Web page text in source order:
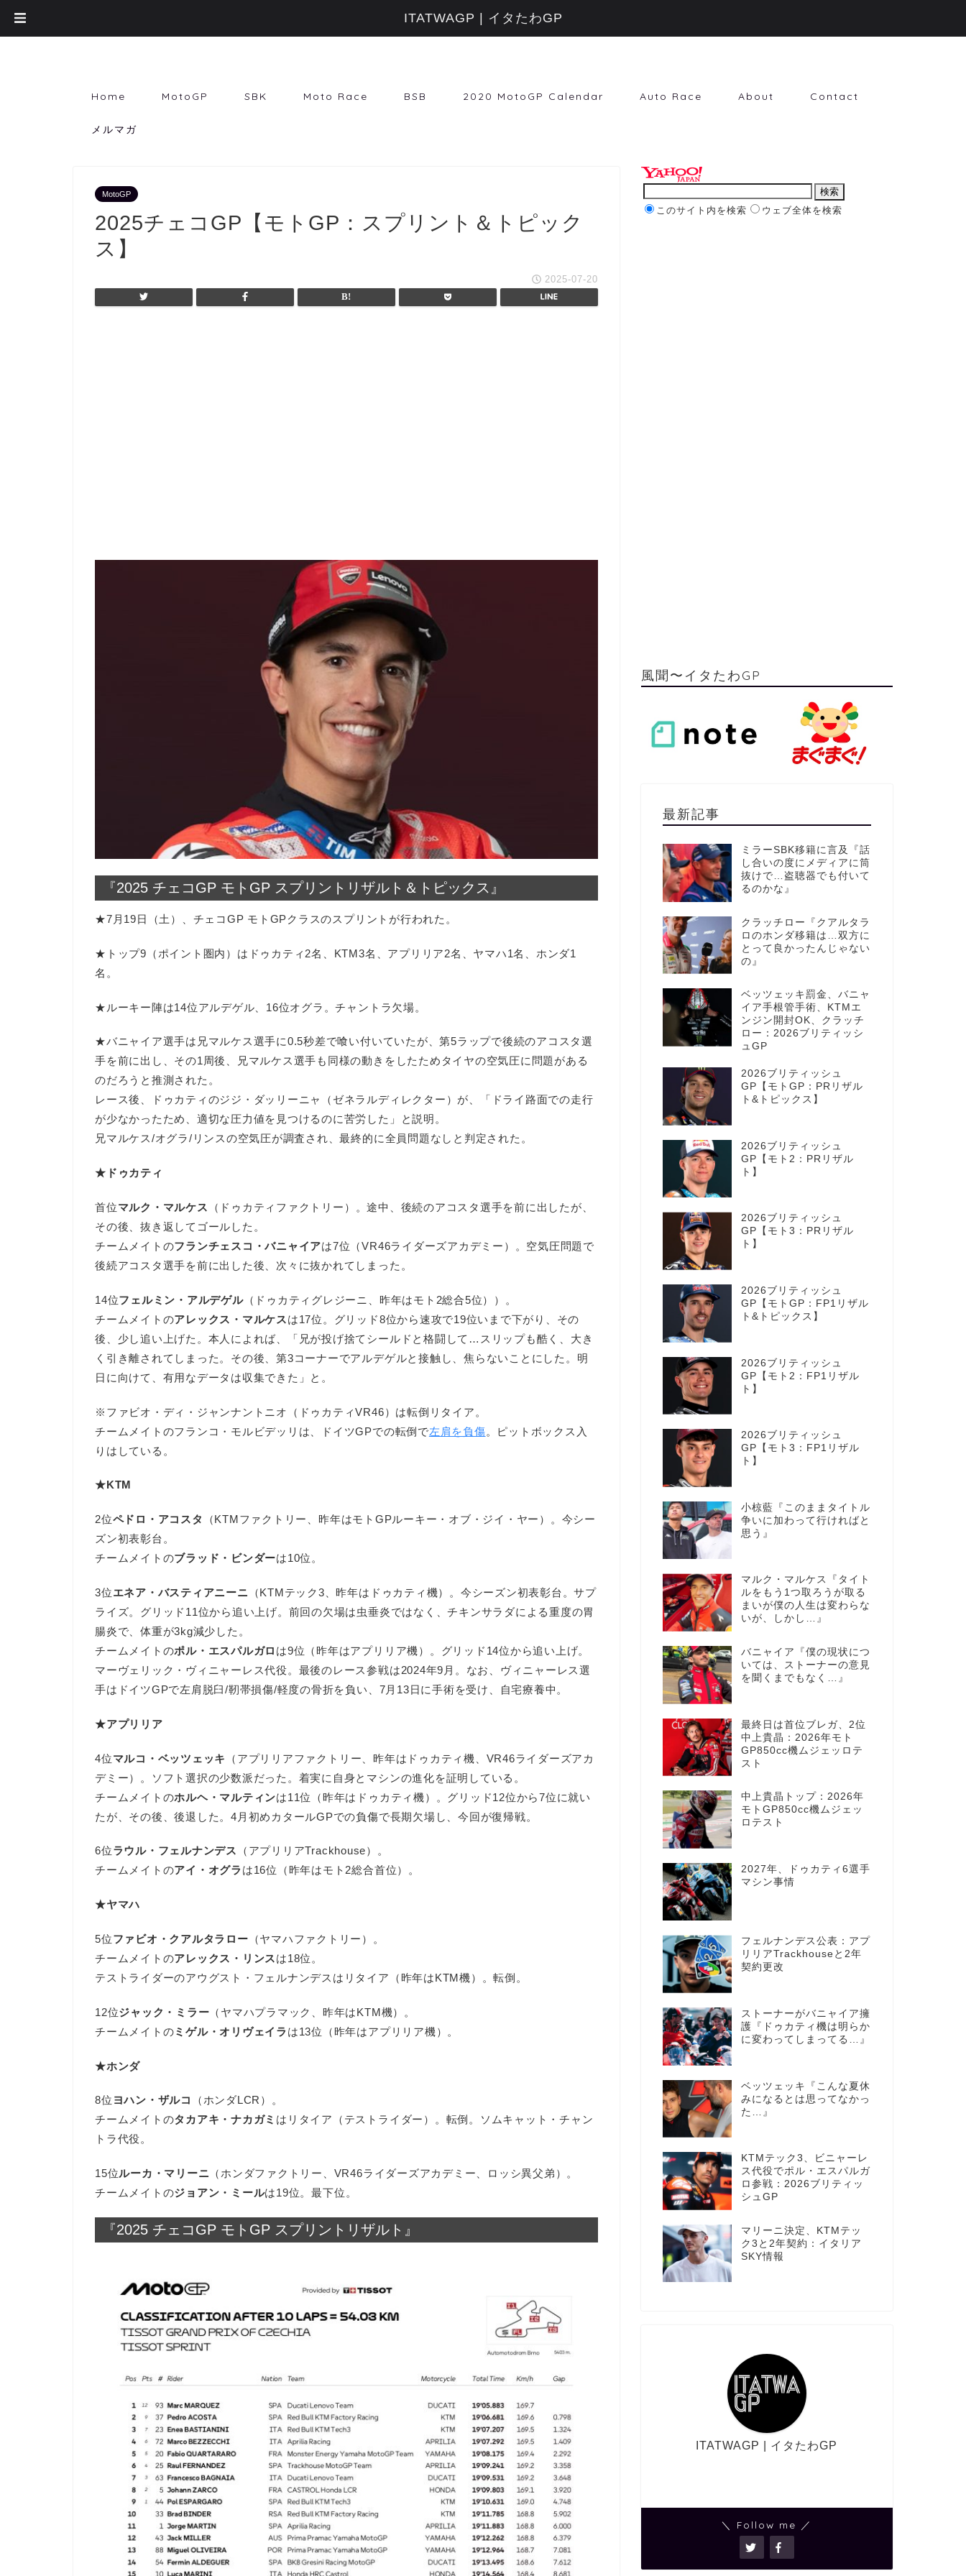
Home MotoGP SBK Moto Race BSB 2020 MotoGP Calendar Auto Race About Contact
メルマガ
MotoGP
2025チェコGP【モトGP：スプリント＆トピック
ス】
2025-07-20
『2025 チェコGP モトGP スプリントリザルト＆トピックス』
★7月19日（土）、チェコGP モトGPクラスのスプリントが行われた。
★トップ9（ポイント圏内）はドゥカティ2名、KTM3名、アプリリア2名、ヤマハ1名、ホンダ1
名。
★ルーキー陣は14位アルデゲル、16位オグラ。チャントラ欠場。
★バニャイア選手は兄マルケス選手に0.5秒差で喰い付いていたが、第5ラップで後続のアコスタ選
手を前に出し、その1周後、兄マルケス選手も同様の動きをしたためタイヤの空気圧に問題がある
のだろうと推測された。
レース後、ドゥカティのジジ・ダッリーニャ（ゼネラルディレクター）が、「ドライ路面での走行
が少なかったため、適切な圧力値を見つけるのに苦労した」と説明。
兄マルケス/オグラ/リンスの空気圧が調査され、最終的に全員問題なしと判定された。
★ドゥカティ
首位マルク・マルケス （ドゥカティファクトリー）。途中、後続のアコスタ選手を前に出したが、
その後、抜き返してゴールした。
チームメイトのフランチェスコ・バニャイアは7位（VR46ライダーズアカデミー）。空気圧問題で
後続アコスタ選手を前に出した後、次々に抜かれてしまった。
14位フェルミン・アルデゲル（ドゥカティグレジーニ、昨年はモト2総合5位））。
チームメイトのアレックス・マルケスは17位。グリッド8位から速攻で19位いまで下がり、その
後、少し追い上げた。本人によれば、「兄が投げ捨てシールドと格闘して…スリップも酷く、大き
く引き離されてしまった。その後、第3コーナーでアルデゲルと接触し、焦らないことにした。明
日に向けて、有用なデータは収集できた」と。
※ファビオ・ディ・ジャンナントニオ（ドゥカティVR46）は転倒リタイア。
チームメイトのフランコ・モルビデッリは、ドイツGPでの転倒で左肩を負傷。ピットボックス入
りはしている。
★KTM
2位ペドロ・アコスタ
（KTMファクトリー、昨年はモトGPルーキー・オブ・ジイ・ヤー）。今シー
ズン初表彰台。
チームメイトのブラッド・ビンダーは10位。
3位エネア・バスティアニーニ （KTMテック3、昨年はドゥカティ機）。今シーズン初表彰台。サプ
ライズ。グリッド11位から追い上げ。前回の欠場は虫垂炎ではなく、チキンサラダによる重度の胃
腸炎で、体重が3kg減少した。
チームメイトのポル・エスパルガロ は9位（昨年はアプリリア機）。グリッド14位から追い上げ。
マーヴェリック・ヴィニャーレス代役。最後のレース参戦は2024年9月。なお、ヴィニャーレス選
手はドイツGPで左肩脱臼/靭帯損傷/軽度の骨折を負い、7月13日に手術を受け、自宅療養中。
★アプリリア
4位マルコ・ベッツェッキ
（アプリリアファクトリー、昨年はドゥカティ機、VR46ライダーズアカ
デミー）。ソフト選択の少数派だった。着実に自身とマシンの進化を証明している。
チームメイトのホルヘ・マルティンは11位（昨年はドゥカティ機）。グリッド12位から7位に就い
たが、その後、後退した。4月初めカタールGPでの負傷で長期欠場し、今回が復帰戦。
6位ラウル・フェルナンデス
（アプリリアTrackhouse）。
チームメイトのアイ・オグラは16位（昨年はモト2総合首位）。
★ヤマハ
5位ファビオ・クアルタラロー （ヤマハファクトリー）。
チームメイトのアレックス・リンスは18位。
テストライダーのアウグスト・フェルナンデスはリタイア（昨年はKTM機）。転倒。
12位ジャック・ミラー （ヤマハプラマック、昨年はKTM機）。
チームメイトのミゲル・オリヴェイラは13位（昨年はアプリリア機）。
★ホンダ
8位 ヨハン・ザルコ
（ホンダLCR）。
チームメイトのタカアキ・ナカガミ はリタイア（テストライダー）。転倒。ソムキャット・チャン
トラ代役。
15位ルーカ・マリーニ （ホンダファクトリー、VR46ライダーズアカデミー、ロッシ異父弟）。
チームメイトのジョアン・ミールは19位。最下位。
『2025 チェコGP モトGP スプリントリザルト』
このサイト内を検索 ウェブ全体を検索
風聞〜イタたわGP
最新記事
ミラーSBK移籍に言及『話
し合いの度にメディアに筒
抜けで…盗聴器でも付いて
るのかな』
クラッチロー『クアルタラ
ロのホンダ移籍は…双方に
とって良かったんじゃない
の』
ベッツェッキ罰金、バニャ
イア手根管手術、KTMエ
ンジン開封OK、クラッチ
ロー：2026ブリティッシ
ュGP
2026ブリティッシュ
GP【モトGP：PRリザル
ト&トピックス】
2026ブリティッシュ
GP【モト2：PRリザル
ト】
2026ブリティッシュ
GP【モト3：PRリザル
ト】
2026ブリティッシュ
GP【モトGP：FP1リザル
ト&トピックス】
2026ブリティッシュ
GP【モト2：FP1リザル
ト】
2026ブリティッシュ
GP【モト3：FP1リザル
ト】
小椋藍『このままタイトル
争いに加わって行ければと
思う』
マルク・マルケス『タイト
ルをもう1つ取ろうが取る
まいが僕の人生は変わらな
いが、しかし…』
バニャイア『僕の現状につ
いては、ストーナーの意見
を聞くまでもなく…』
最終日は首位ブレガ、2位
中上貴晶：2026年モト
GP850cc機ムジェッロテ
スト
中上貴晶トップ：2026年
モトGP850cc機ムジェッ
ロテスト
2027年、ドゥカティ6選手
マシン事情
フェルナンデス公表：アプ
リリアTrackhouseと2年
契約更改
ストーナーがバニャイア擁
護『ドゥカティ機は明らか
に変わってしまってる…』
ベッツェッキ『こんな夏休
みになるとは思ってなかっ
た…』
KTMテック3、ビニャーレ
ス代役でポル・エスパルガ
ロ参戦：2026ブリティッ
シュGP
マリーニ決定、KTMテッ
ク3と2年契約：イタリア
SKY情報
ITATWAGP | イタたわGP
＼ Follow me ／
ITATWAGP | イタたわGP